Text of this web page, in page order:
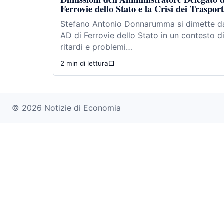
Ferrovie dello Stato e la Crisi dei
Stefano Antonio Donnarumma si dimette
AD di Ferrovie dello Stato in un contesto di
ritardi e problemi…
2 min di lettura□
© 2026 Notizie di Economia